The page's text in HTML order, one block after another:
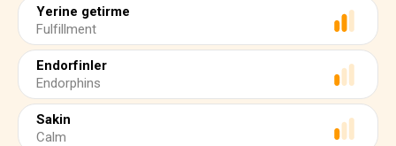
Yerine getirme
Fulfillment
Endorfinler
Endorphins
Sakin
Calm